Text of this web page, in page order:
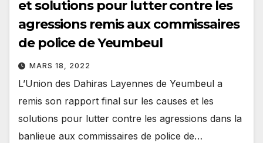
et solutions pour lutter contre les
agressions remis aux commissaires
de police de Yeumbeul
MARS 18, 2022
L’Union des Dahiras Layennes de Yeumbeul a
remis son rapport final sur les causes et les
solutions pour lutter contre les agressions dans la
banlieue aux commissaires de police de…